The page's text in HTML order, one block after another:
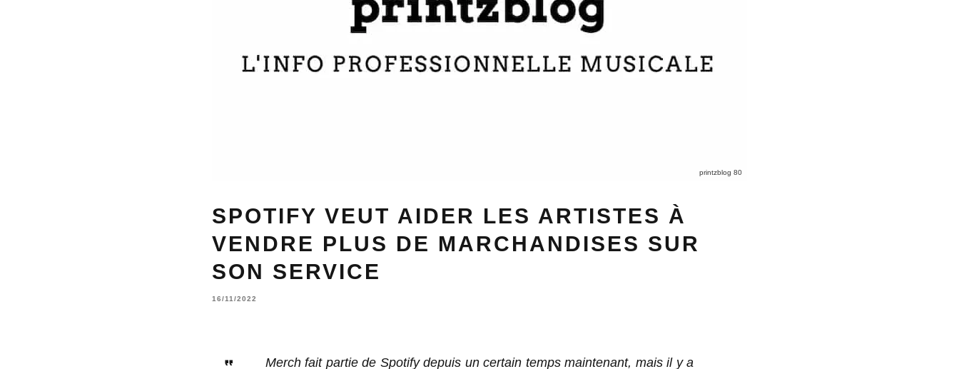
printzblog 80
SPOTIFY VEUT AIDER LES ARTISTES À
VENDRE PLUS DE MARCHANDISES SUR
SON SERVICE
16/11/2022
Merch fait partie de Spotify depuis un certain temps maintenant, mais il y a